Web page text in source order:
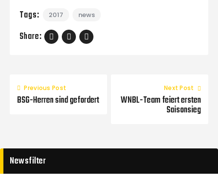
Tags: 2017 news
Share:
Previous Post
BSG-Herren sind gefordert
Next Post
WNBL-Team feiert ersten
Saisonsieg
Newsfilter